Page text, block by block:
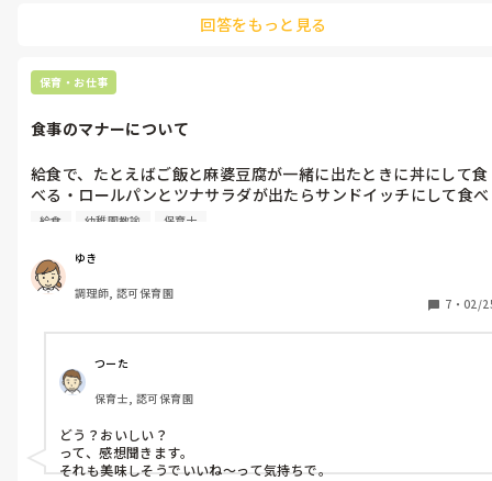
回答をもっと見る
保育・お仕事
食事のマナーについて
給食で、たとえばご飯と麻婆豆腐が一緒に出たときに丼にして食
べる・ロールパンとツナサラダが出たらサンドイッチにして食べ
るなど、本来別々で出された料理を合体させる食べ方ってアリで
が、皆さん、子どもがそういう食べ方をしていたらどのように指
導されますか？
給食 幼稚園教諭 保育士
ゆき
調理師, 認可保育園
7 ・ 02/
つーた
保育士, 認可保育園
どう？おいしい？
って、感想聞きます。
それも美味しそうでいいね〜って気持ちで。